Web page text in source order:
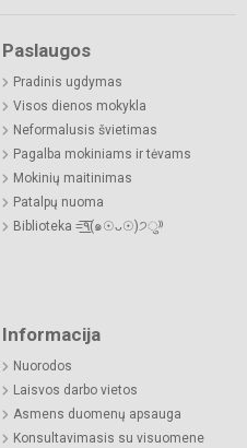
Paslaugos
Pradinis ugdymas
Visos dienos mokykla
Neformalusis švietimas
Pagalba mokiniams ir tėvams
Mokinių maitinimas
Patalpų nuoma
Biblioteka =͟͟͞͞٩(๑☉ᴗ☉)੭ु⁾⁾
Informacija
Nuorodos
Laisvos darbo vietos
Asmens duomenų apsauga
Konsultavimasis su visuomene